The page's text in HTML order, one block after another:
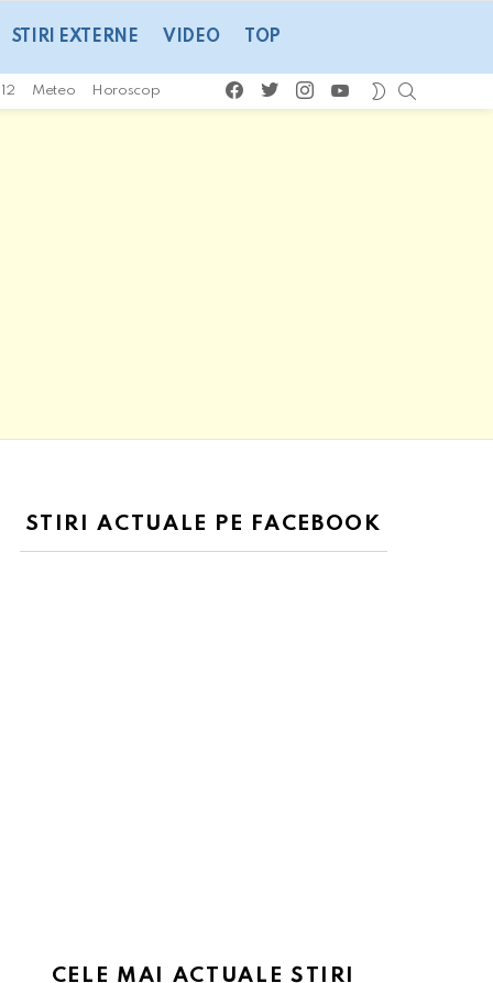
STIRI EXTERNE VIDEO TOP
Meteo Horoscop
facebooktwitterinstagramyoutube SWITCH
SKIN
STIRI ACTUALE PE FACEBOOK
CELE MAI ACTUALE ȘTIRI